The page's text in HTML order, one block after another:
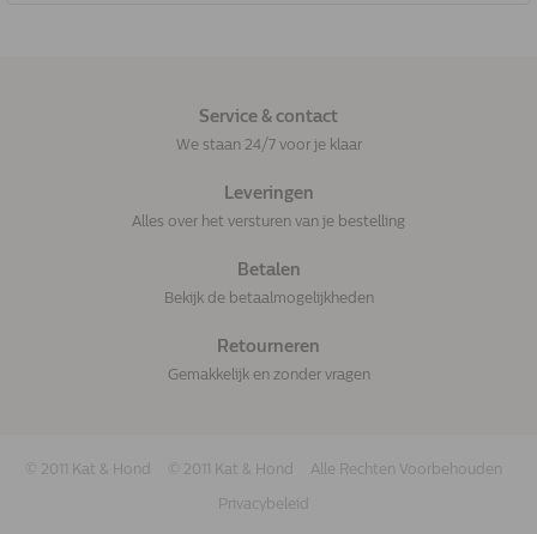
Service & contact
We staan 24/7 voor je klaar
Leveringen
Alles over het versturen van je bestelling
Betalen
Bekijk de betaalmogelijkheden
Retourneren
Gemakkelijk en zonder vragen
© 2011 Kat & Hond © 2011 Kat & Hond Alle Rechten Voorbehouden
Privacybeleid